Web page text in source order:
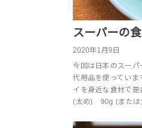
スーパーの
2020年1月9日
今回は日本のスーパ
代用品を使っていま
イを身近な食材で是
(太め) 90g (または